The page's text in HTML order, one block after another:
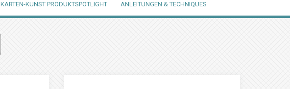
KARTEN-KUNST PRODUKTSPOTLIGHT ANLEITUNGEN & TECHNIQUES